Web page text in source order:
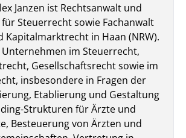
Janzen ist Rechtsanwalt und
Steuerrecht sowie Fachanwalt
Kapitalmarktrecht in Haan (NRW).
im Steuerrecht,
Gesellschaftsrecht sowie im
insbesondere in Fragen der
Etablierung und Gestaltung
Strukturen für Ärzte und
Besteuerung von Ärzten und